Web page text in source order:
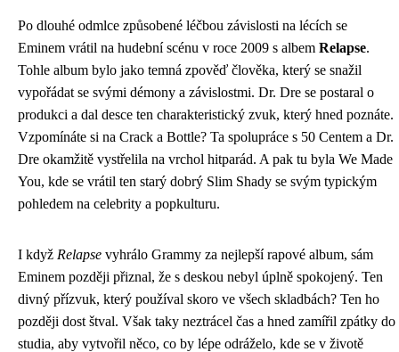
Po dlouhé odmlce způsobené léčbou závislosti na lécích se
Eminem vrátil na hudební scénu v roce 2009 s albem Relapse.
Tohle album bylo jako temná zpověď člověka, který se snažil
vypořádat se svými démony a závislostmi. Dr. Dre se postaral o
produkci a dal desce ten charakteristický zvuk, který hned poznáte.
Vzpomínáte si na Crack a Bottle? Ta spolupráce s 50 Centem a Dr.
Dre okamžitě vystřelila na vrchol hitparád. A pak tu byla We Made
You, kde se vrátil ten starý dobrý Slim Shady se svým typickým
pohledem na celebrity a popkulturu.
I když Relapse vyhrálo Grammy za nejlepší rapové album, sám
Eminem později přiznal, že s deskou nebyl úplně spokojený. Ten
divný přízvuk, který používal skoro ve všech skladbách? Ten ho
později dost štval. Však taky neztrácel čas a hned zamířil zpátky do
studia, aby vytvořil něco, co by lépe odráželo, kde se v životě